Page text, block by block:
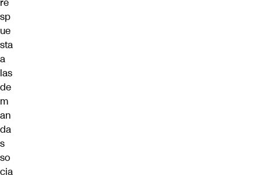
sp
ue
sta
a
las
de
m
an
da
s
so
cia